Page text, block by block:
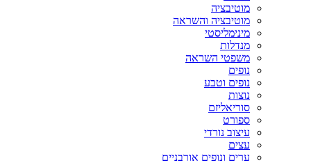
מוטיבציה
מוטיבציה והשראה
מינימליסטי
מנדלות
משפטי השראה
נופים
נופים וטבע
נוצות
סוריאליזם
ספורט
עיצוב נורדי
עצים
ערים ונופים אורבניים